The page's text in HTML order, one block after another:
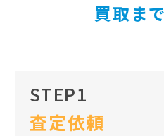
買取ま
STEP1
査定依頼